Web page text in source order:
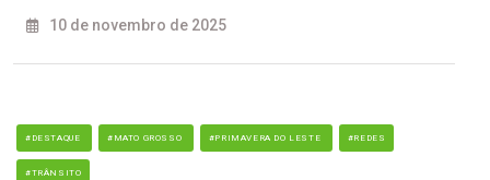
10 de novembro de 2025
#DESTAQUE #MATO GROSSO #PRIMAVERA DO LESTE #REDES
#TRÂNSITO